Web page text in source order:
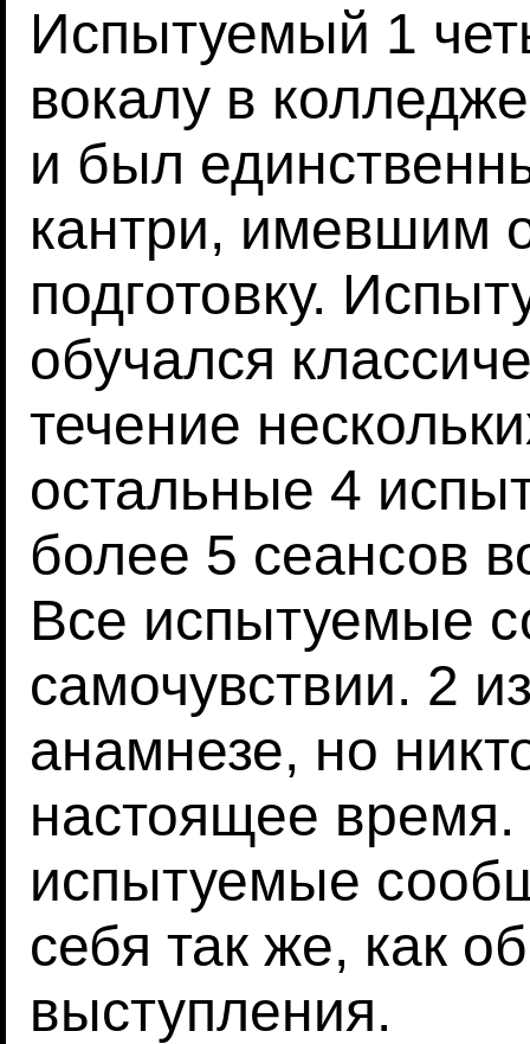
Испытуемый 1
вокалу в
и был
кантри, имевшим
подготовку.
обучался
течение
остальные 4
более 5 сеансов
Все испытуемые
самочувствии. 2
анамнезе, но
настоящее
испытуемые
себя так же, как
выступления.